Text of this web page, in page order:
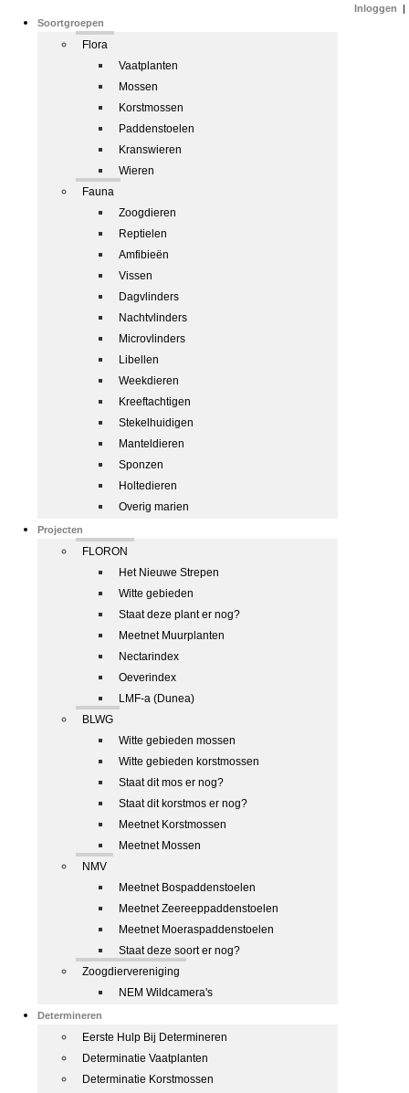
Soortgroepen
Flora
Vaatplanten
Mossen
Korstmossen
Paddenstoelen
Kranswieren
Wieren
Fauna
Zoogdieren
Reptielen
Amfibieën
Vissen
Dagvlinders
Nachtvlinders
Microvlinders
Libellen
Weekdieren
Kreeftachtigen
Stekelhuidigen
Manteldieren
Sponzen
Holtedieren
Overig marien
Projecten
FLORON
Het Nieuwe Strepen
Witte gebieden
Staat deze plant er nog?
Meetnet Muurplanten
Nectarindex
Oeverindex
LMF-a (Dunea)
BLWG
Witte gebieden mossen
Witte gebieden korstmossen
Staat dit mos er nog?
Staat dit korstmos er nog?
Meetnet Korstmossen
Meetnet Mossen
NMV
Meetnet Bospaddenstoelen
Meetnet Zeereeppaddenstoelen
Meetnet Moeraspaddenstoelen
Staat deze soort er nog?
Zoogdiervereniging
NEM Wildcamera's
Determineren
Eerste Hulp Bij Determineren
Determinatie Vaatplanten
Determinatie Korstmossen
Inloggen |